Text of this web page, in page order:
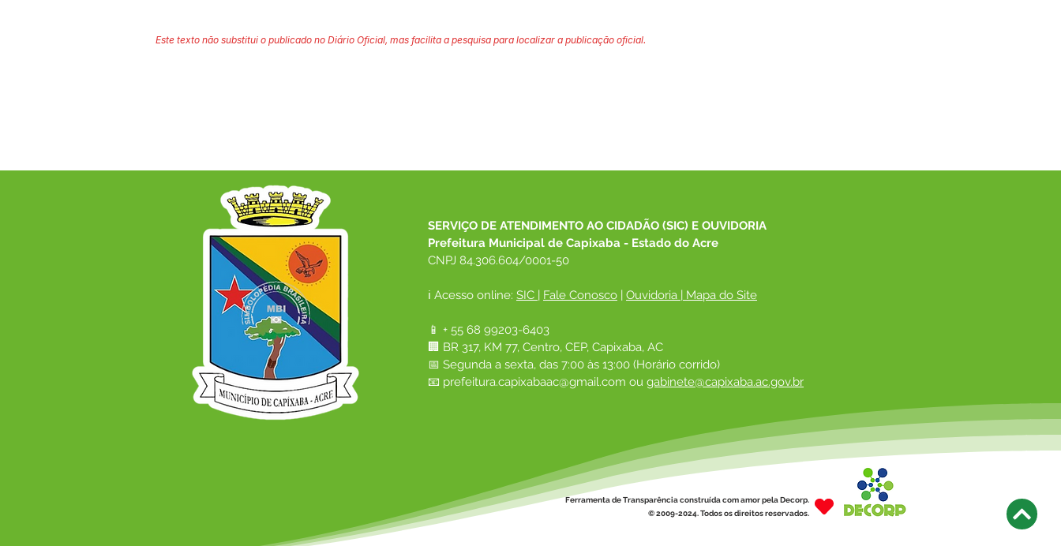
Este texto não substitui o publicado no Diário Oficial, mas facilita a pesquisa para localizar a publicação oficial.
SERVIÇO DE ATENDIMENTO AO CIDADÃO (SIC) E OUVIDORIA
Prefeitura Municipal de Capixaba - Estado do Acre
CNPJ 84.306.604/0001-50
ℹ️ Acesso online: SIC | Fale Conosco | Ouvidoria | Mapa do Site
📱 + 55 68 99203-6403
🏢 BR 317, KM 77, Centro, CEP, Capixaba, AC
📅 Segunda a sexta, das 7:00 às 13:00 (Horário corrido)
📧 prefeitura.capixabaac@gmail.com ou gabinete@capixaba.ac.gov.br
Ferramenta de Transparência construída com amor pela Decorp.
© 2009-2024. Todos os direitos reservados.